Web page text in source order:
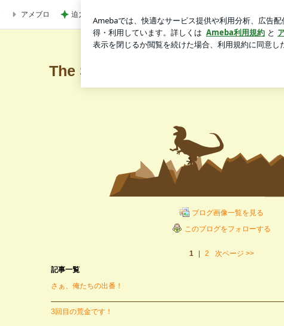
アメブロ 迫力に圧倒された2年ぶりの花火
The Stone Age 稽古場日誌
ブログ画像一覧を見る
このブログをフォローする
1 2 次ページ >>
記事一覧
さぁ、俺たちの出番！
3回目の荒金です！